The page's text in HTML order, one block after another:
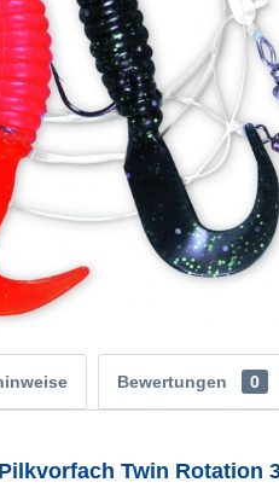
Bewertungen 0
Twin Rotation